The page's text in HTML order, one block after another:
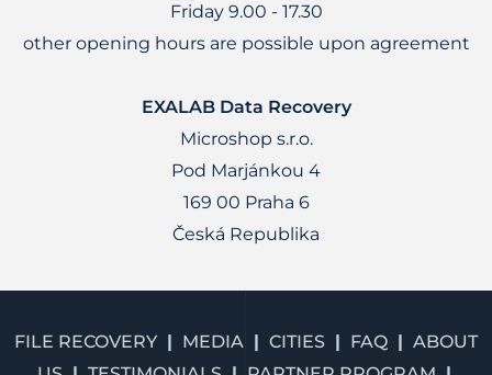
Friday 9.00 - 17.30
other opening hours are possible upon agreement
EXALAB Data Recovery
Microshop s.r.o.
Pod Marjánkou 4
169 00 Praha 6
Česká Republika
FILE RECOVERY MEDIA CITIES FAQ
ABOUT